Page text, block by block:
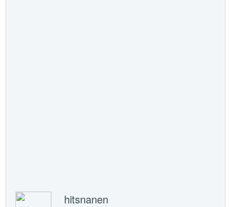
hitsnanen